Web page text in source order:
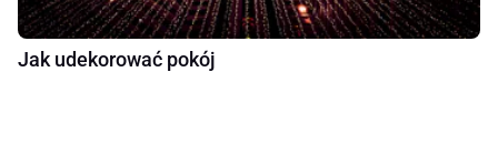
Jak udekorować pokój